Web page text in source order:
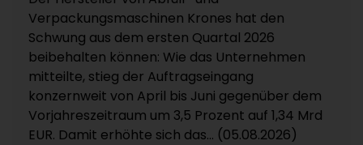
Verpackungsmaschinen Krones hat den
Schwung aus dem ersten Quartal 2026
beibehalten können: Wie das Unternehmen
mitteilte, stieg der Auftragseingang
konzernweit von April bis Juni gegenüber dem
Vorjahreszeitraum um 3,5 Prozent auf 1,34 Mrd
EUR. Damit erhöhte sich das... (05.08.2026)